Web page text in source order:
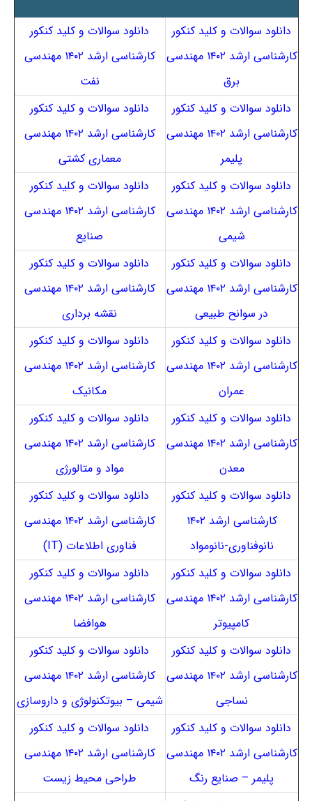
دانلود سوالات و کلید کنکور
کارشناسی ارشد ۱۴۰۲ مهندسی
برق
دانلود سوالات و کلید کنکور
کارشناسی ارشد ۱۴۰۲ مهندسی
نفت
دانلود سوالات و کلید کنکور
کارشناسی ارشد ۱۴۰۲ مهندسی
پلیمر
دانلود سوالات و کلید کنکور
کارشناسی ارشد ۱۴۰۲ مهندسی
معماری کشتی
دانلود سوالات و کلید کنکور
کارشناسی ارشد ۱۴۰۲ مهندسی
شیمی
دانلود سوالات و کلید کنکور
کارشناسی ارشد ۱۴۰۲ مهندسی
صنایع
دانلود سوالات و کلید کنکور
کارشناسی ارشد ۱۴۰۲ مهندسی
در سوانح طبیعی
دانلود سوالات و کلید کنکور
کارشناسی ارشد ۱۴۰۲ مهندسی
نقشه برداری
دانلود سوالات و کلید کنکور
کارشناسی ارشد ۱۴۰۲ مهندسی
عمران
دانلود سوالات و کلید کنکور
کارشناسی ارشد ۱۴۰۲ مهندسی
مکانیک
دانلود سوالات و کلید کنکور
کارشناسی ارشد ۱۴۰۲ مهندسی
معدن
دانلود سوالات و کلید کنکور
کارشناسی ارشد ۱۴۰۲ مهندسی
مواد و متالورژی
دانلود سوالات و کلید کنکور
کارشناسی ارشد ۱۴۰۲
نانوفناوری-نانومواد
دانلود سوالات و کلید کنکور
کارشناسی ارشد ۱۴۰۲ مهندسی
فناوری اطلاعات (IT)
دانلود سوالات و کلید کنکور
کارشناسی ارشد ۱۴۰۲ مهندسی
کامپیوتر
دانلود سوالات و کلید کنکور
کارشناسی ارشد ۱۴۰۲ مهندسی
هوافضا
دانلود سوالات و کلید کنکور
کارشناسی ارشد ۱۴۰۲ مهندسی
نساجی
دانلود سوالات و کلید کنکور
کارشناسی ارشد ۱۴۰۲ مهندسی
شیمی – بیوتکنولوژی و داروسازی
دانلود سوالات و کلید کنکور
کارشناسی ارشد ۱۴۰۲ مهندسی
پلیمر – صنایع رنگ
دانلود سوالات و کلید کنکور
کارشناسی ارشد ۱۴۰۲ مهندسی
طراحی محیط زیست